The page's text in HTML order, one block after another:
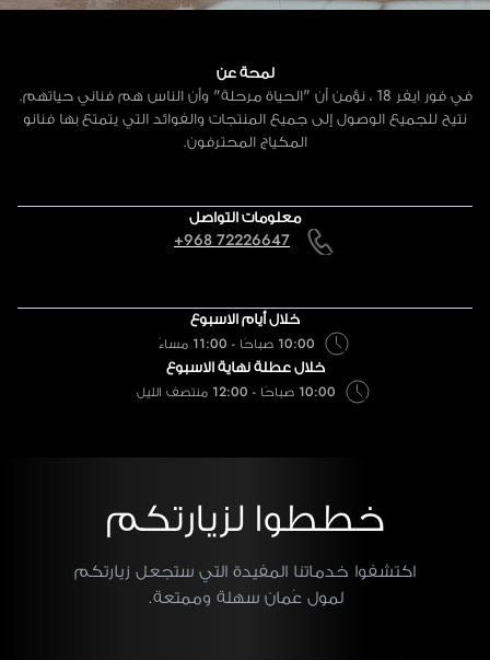
لمحة عن
في فور ايفر 18 ، نؤمن أن "الحياة مرحلة" وأن الناس هم فناني حياتهم.
نتيح للجميع الوصول إلى جميع المنتجات والفوائد التي يتمتع بها فنانو
المكياج المحترفون.
معلومات التواصل
+968 72226647
خلال أيام الاسبوع
10:00 صباحًا - 11:00 مساءً
خلال عطلة نهاية الاسبوع
10:00 صباحًا - 12:00 منتصف الليل
خططوا لزيارتكم
اكتشفوا خدماتنا المفيدة التي ستجعل زيارتكم
لمول عُمان سهلة وممتعة.